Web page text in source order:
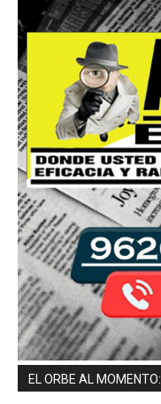
EL ORBE AL MOMENTO: